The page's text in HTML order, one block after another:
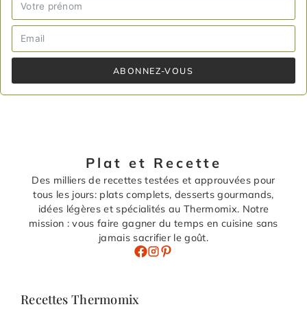
ABONNEZ-VOUS
Plat et Recette
Des milliers de recettes testées et approuvées pour
tous les jours: plats complets, desserts gourmands,
idées légères et spécialités au Thermomix. Notre
mission : vous faire gagner du temps en cuisine sans
jamais sacrifier le goût.
Recettes Thermomix